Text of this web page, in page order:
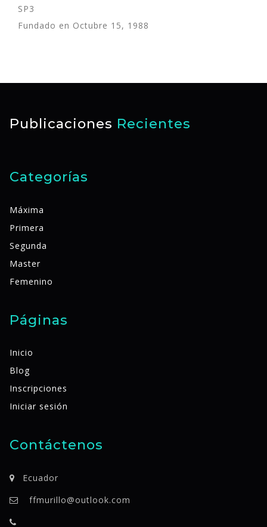
SP3
Fundado en Octubre 15, 1988
Publicaciones Recientes
Categorías
Máxima
Primera
Segunda
Master
Femenino
Páginas
Inicio
Blog
Inscripciones
Iniciar sesión
Contáctenos
Ecuador
ffmurillo@outlook.com